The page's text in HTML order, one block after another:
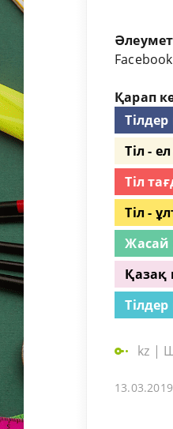
Facebook
Қарап
Тіл -
Тіл
Тіл -
Жасай
Қазақ
kz |
13.03.2019